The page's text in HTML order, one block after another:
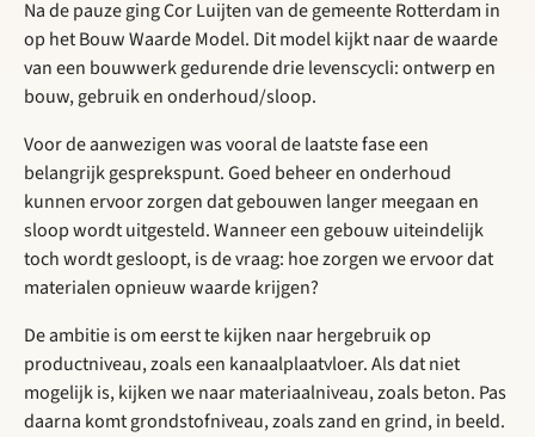
Na de pauze ging Cor Luijten van de gemeente Rotterdam in
op het Bouw Waarde Model. Dit model kijkt naar de waarde
van een bouwwerk gedurende drie levenscycli: ontwerp en
bouw, gebruik en onderhoud/sloop.
Voor de aanwezigen was vooral de laatste fase een
belangrijk gesprekspunt. Goed beheer en onderhoud
kunnen ervoor zorgen dat gebouwen langer meegaan en
sloop wordt uitgesteld. Wanneer een gebouw uiteindelijk
toch wordt gesloopt, is de vraag: hoe zorgen we ervoor dat
materialen opnieuw waarde krijgen?
De ambitie is om eerst te kijken naar hergebruik op
productniveau, zoals een kanaalplaatvloer. Als dat niet
mogelijk is, kijken we naar materiaalniveau, zoals beton. Pas
daarna komt grondstofniveau, zoals zand en grind, in beeld.